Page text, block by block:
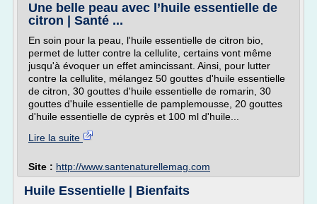
Une belle peau avec l’huile essentielle de
citron | Santé ...
En soin pour la peau, l'huile essentielle de citron bio,
permet de lutter contre la cellulite, certains vont même
jusqu'à évoquer un effet amincissant. Ainsi, pour lutter
contre la cellulite, mélangez 50 gouttes d'huile essentielle
de citron, 30 gouttes d'huile essentielle de romarin, 30
gouttes d'huile essentielle de pamplemousse, 20 gouttes
d'huile essentielle de cyprès et 100 ml d'huile...
Lire la suite
Site : http://www.santenaturellemag.com
Huile Essentielle | Bienfaits